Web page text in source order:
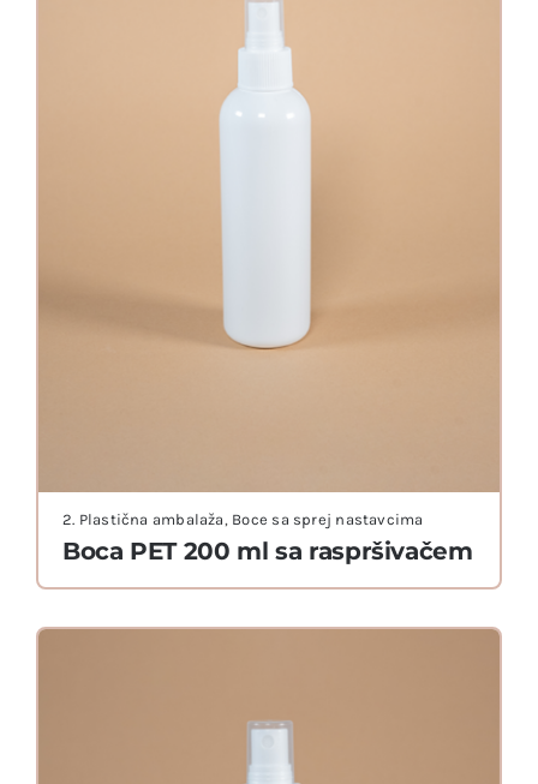
Boca PET 200 ml sa raspršivačem
2. Plastična ambalaža, Boce sa sprej nastavcima